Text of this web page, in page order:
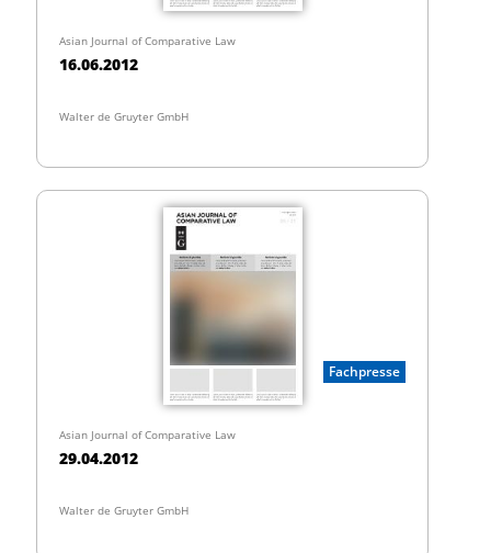
Asian Journal of Comparative Law
16.06.2012
Walter de Gruyter GmbH
Fachpresse
Asian Journal of Comparative Law
29.04.2012
Walter de Gruyter GmbH